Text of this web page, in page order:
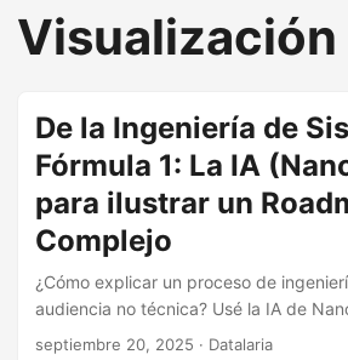
Visualización
De la Ingeniería de
Fórmula 1: La IA
para ilustrar un
Complejo
¿Cómo explicar un proceso de
audiencia no técnica? Usé la IA de
analogía con la Fórmula 1 para
septiembre 20, 2025 · Datalaria
¡Hola! Soy tu asistente de